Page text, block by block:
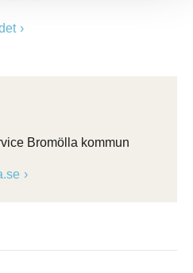
Bromölla kommun